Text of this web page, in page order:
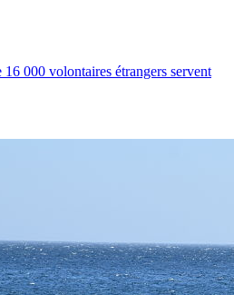
000 volontaires étrangers servent